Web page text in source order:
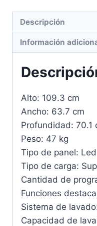
Descripción
Información
Alto: 109.3 cm
Ancho: 63.7 cm
Profundidad: 70.1
Peso: 47 kg
Tipo de panel: Led
Tipo de carga:
Cantidad de
Funciones
Sistema de
Capacidad de